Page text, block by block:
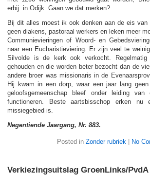
erbij in Odijk. Gaan we dat merken?
Bij dit alles moest ik ook denken aan de eis
geen diakens, pastoraal werkers en leken meer
Communievieringen of Woord- en
naar een Eucharistieviering. Er zijn veel te
Silvolde is de kerk ook verkocht. Regelmatig
gehouden en die worden beter bezocht dan de
andere broer was missionaris in de
Hij kwam in een dorp, waar een jaar lang
geloofsgemeenschap bleef onder leiding
functioneren. Beste aartsbisschop erken nu
missiegebied is.
Negentiende Jaargang, Nr. 883.
Posted in Zonder rubriek| No
Verkiezingsuitslag GroenLinks/PvdA